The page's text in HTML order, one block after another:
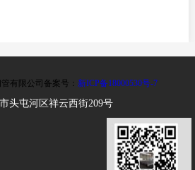
有限公司 备案号： 新ICP备18000530号-7
头屯河区祥云西街209号